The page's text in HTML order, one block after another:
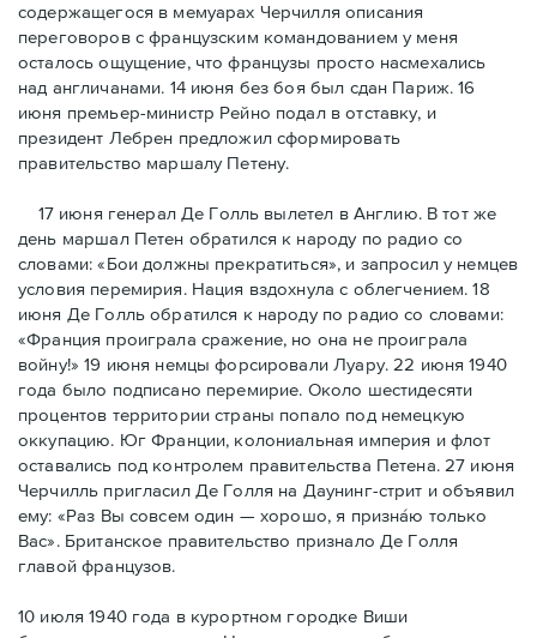
содержащегося в мемуарах Черчилля описания
переговоров с французским командованием у меня
осталось ощущение, что французы просто насмехались
над англичанами. 14 июня без боя был сдан Париж. 16
июня премьер-министр Рейно подал в отставку, и
президент Лебрен предложил сформировать
правительство маршалу Петену.
17 июня генерал Де Голль вылетел в Англию. В тот же
день маршал Петен обратился к народу по радио со
словами: «Бои должны прекратиться», и запросил у немцев
условия перемирия. Нация вздохнула с облегчением. 18
июня Де Голль обратился к народу по радио со словами:
«Франция проиграла сражение, но она не проиграла
войну!» 19 июня немцы форсировали Луару. 22 июня 1940
года было подписано перемирие. Около шестидесяти
процентов территории страны попало под немецкую
оккупацию. Юг Франции, колониальная империя и флот
оставались под контролем правительства Петена. 27 июня
Черчилль пригласил Де Голля на Даунинг-стрит и объявил
ему: «Раз Вы совсем один — хорошо, я признáю только
Вас». Британское правительство признало Де Голля
главой французов.
10 июля 1940 года в курортном городке Виши